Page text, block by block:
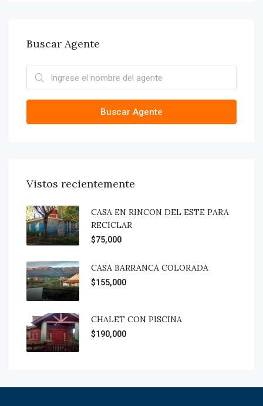
Buscar Agente
Buscar Agente
Vistos recientemente
CASA EN RINCON DEL ESTE PARA
RECICLAR
$75,000
CASA BARRANCA COLORADA
$155,000
CHALET CON PISCINA
$190,000